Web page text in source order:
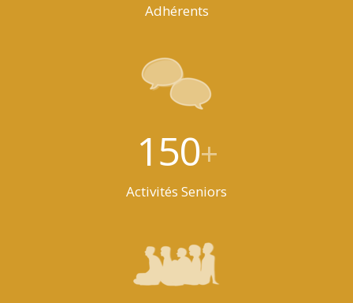
Adhérents
150+
Activités Seniors